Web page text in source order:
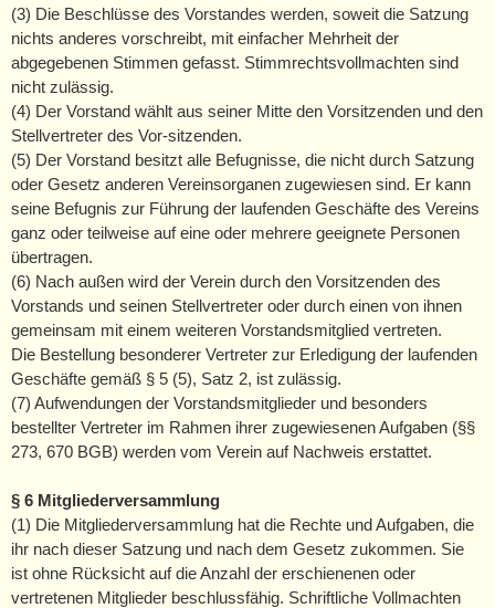
(3) Die Beschlüsse des Vorstandes werden, soweit die Satzung
nichts anderes vorschreibt, mit einfacher Mehrheit der
abgegebenen Stimmen gefasst. Stimmrechtsvollmachten sind
nicht zulässig.
(4) Der Vorstand wählt aus seiner Mitte den Vorsitzenden und den
Stellvertreter des Vor-sitzenden.
(5) Der Vorstand besitzt alle Befugnisse, die nicht durch Satzung
oder Gesetz anderen Vereinsorganen zugewiesen sind. Er kann
seine Befugnis zur Führung der laufenden Geschäfte des Vereins
ganz oder teilweise auf eine oder mehrere geeignete Personen
übertragen.
(6) Nach außen wird der Verein durch den Vorsitzenden des
Vorstands und seinen Stellvertreter oder durch einen von ihnen
gemeinsam mit einem weiteren Vorstandsmitglied vertreten.
Die Bestellung besonderer Vertreter zur Erledigung der laufenden
Geschäfte gemäß § 5 (5), Satz 2, ist zulässig.
(7) Aufwendungen der Vorstandsmitglieder und besonders
bestellter Vertreter im Rahmen ihrer zugewiesenen Aufgaben (§§
273, 670 BGB) werden vom Verein auf Nachweis erstattet.
§ 6 Mitgliederversammlung
(1) Die Mitgliederversammlung hat die Rechte und Aufgaben, die
ihr nach dieser Satzung und nach dem Gesetz zukommen. Sie
ist ohne Rücksicht auf die Anzahl der erschienenen oder
vertretenen Mitglieder beschlussfähig. Schriftliche Vollmachten